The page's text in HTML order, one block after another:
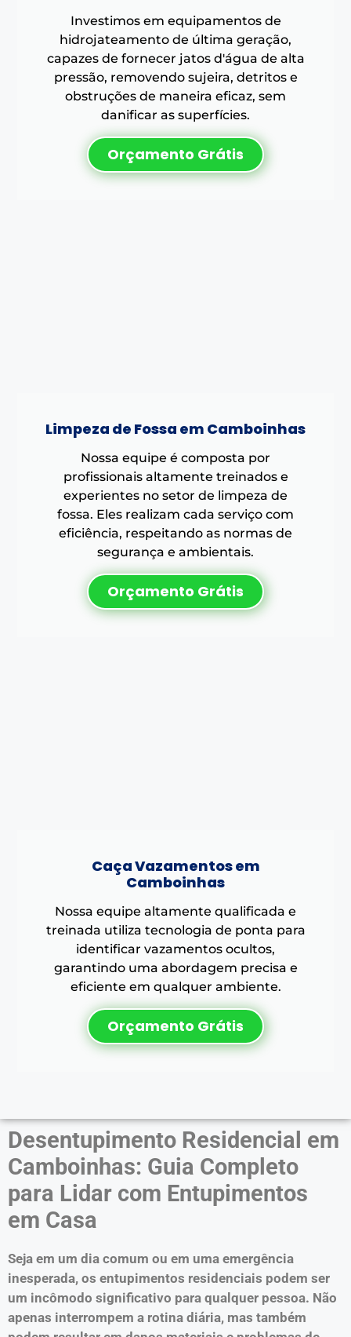
Investimos em equipamentos de
hidrojateamento de última geração,
capazes de fornecer jatos d'água de alta
pressão, removendo sujeira, detritos e
obstruções de maneira eficaz, sem
danificar as superfícies.
Orçamento Grátis
Limpeza de Fossa em Camboinhas
Nossa equipe é composta por
profissionais altamente treinados e
experientes no setor de limpeza de
fossa. Eles realizam cada serviço com
eficiência, respeitando as normas de
segurança e ambientais.
Orçamento Grátis
Caça Vazamentos em
Camboinhas
Nossa equipe altamente qualificada e
treinada utiliza tecnologia de ponta para
identificar vazamentos ocultos,
garantindo uma abordagem precisa e
eficiente em qualquer ambiente.
Orçamento Grátis
Desentupimento Residencial em
Camboinhas: Guia Completo
para Lidar com Entupimentos
em Casa
Seja em um dia comum ou em uma emergência
inesperada, os entupimentos residenciais podem ser
um incômodo significativo para qualquer pessoa. Não
apenas interrompem a rotina diária, mas também